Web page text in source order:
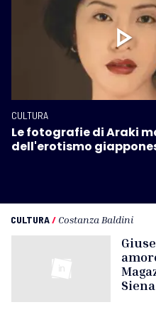
CULTURA
Le fotografie di Araki
dell'erotismo
CULTURA/ Costanza Baldini
Siena